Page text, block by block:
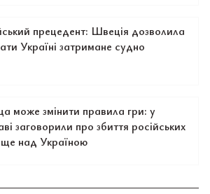
прецедент: Швеція дозволила
Україні затримане судно
може змінити правила гри: у
заговорили про збиття російських
ще над Україною